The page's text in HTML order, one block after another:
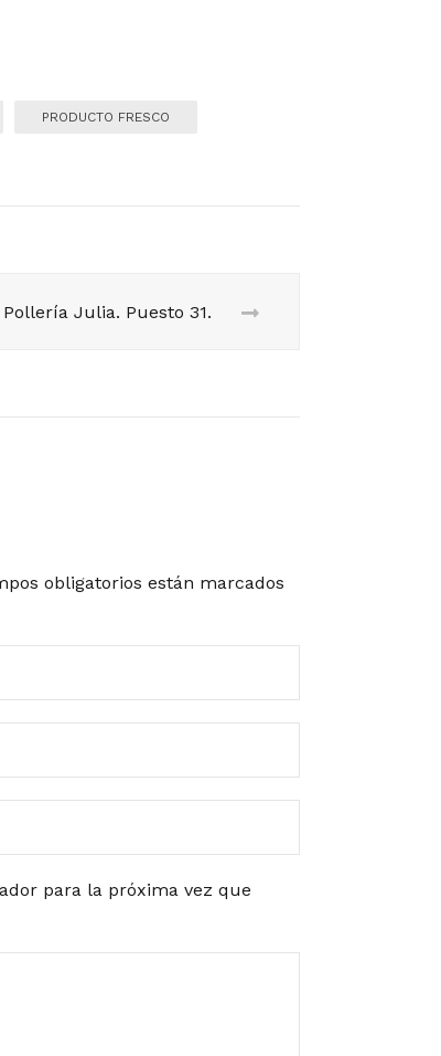
PRODUCTO FRESCO
Pollería Julia. Puesto 31.
obligatorios están marcados
para la próxima vez que